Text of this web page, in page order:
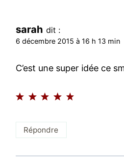
sarah dit :
6 décembre 2015 à 16 h 13 min
C’est une super idée ce
Répondre